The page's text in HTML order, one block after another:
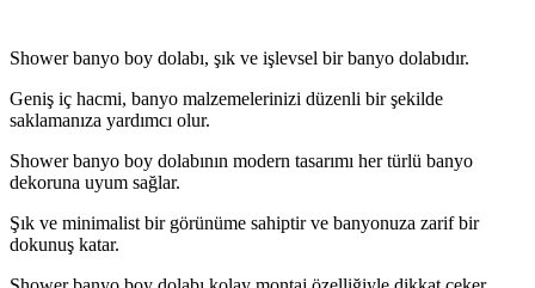
Shower banyo boy dolabı, şık ve işlevsel bir banyo dolabıdır.
Geniş iç hacmi, banyo malzemelerinizi düzenli bir şekilde
saklamanıza yardımcı olur.
Shower banyo boy dolabının modern tasarımı her türlü banyo
dekoruna uyum sağlar.
Şık ve minimalist bir görünüme sahiptir ve banyonuza zarif bir
dokunuş katar.